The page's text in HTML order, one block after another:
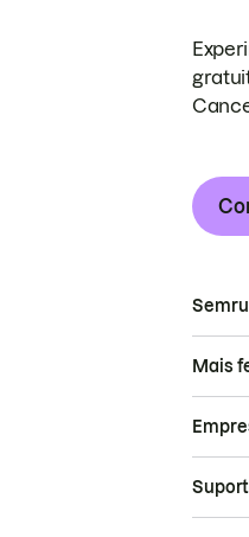
Mais